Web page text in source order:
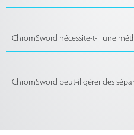
ChromSword nécessite-t-il une
ChromSword peut-il gérer des